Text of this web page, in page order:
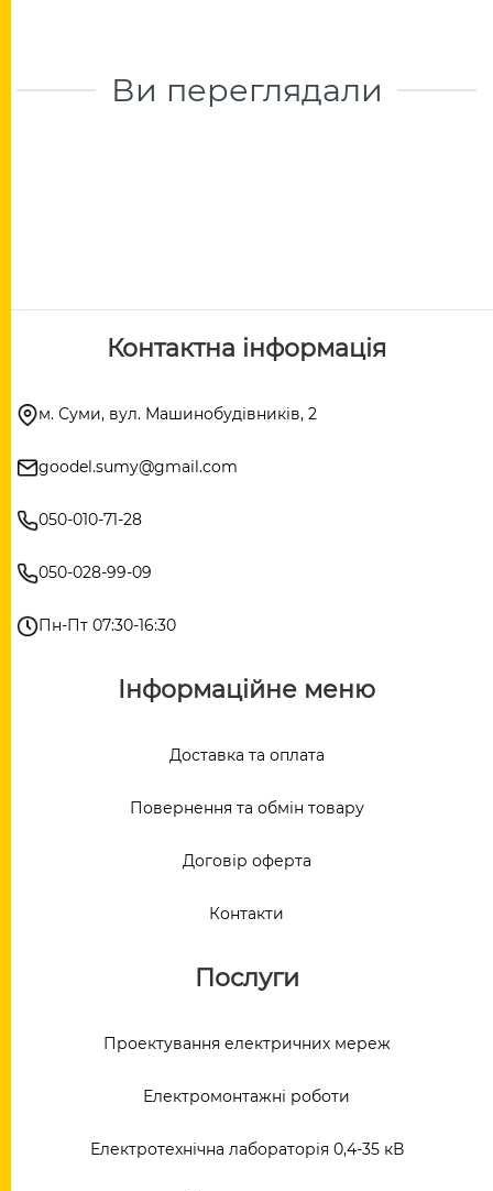
Ви переглядали
Контактна інформація
м. Суми, вул. Машинобудівників, 2
goodel.sumy@gmail.com
050-010-71-28
050-028-99-09
Пн-Пт 07:30-16:30
Інформаційне меню
Доставка та оплата
Повернення та обмін товару
Договір оферта
Контакти
Послуги
Проектування електричних мереж
Електромонтажні роботи
Електротехнічна лабораторія 0,4-35 кВ